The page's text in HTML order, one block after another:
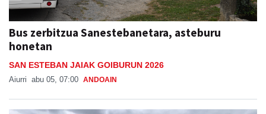
Bus zerbitzua Sanestebanetara, asteburu
honetan
SAN ESTEBAN JAIAK GOIBURUN 2026
Aiurri abu 05, 07:00 ANDOAIN